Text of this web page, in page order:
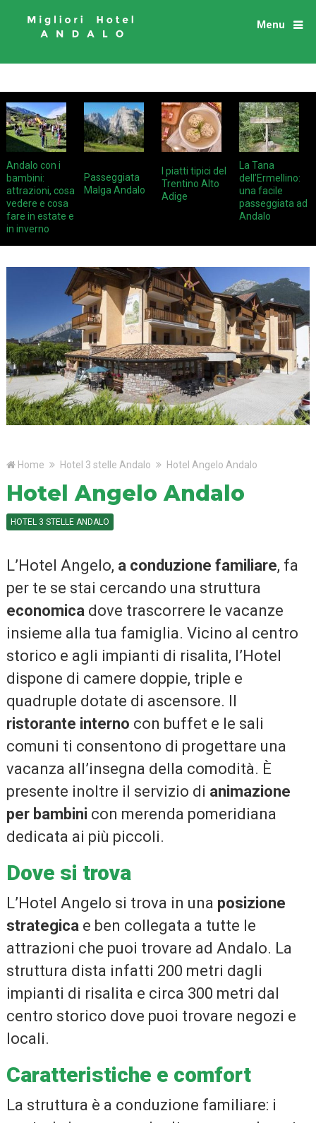
Menu
Andalo con i
bambini:
attrazioni, cosa
vedere e cosa
fare in estate e
in inverno
Passeggiata
Malga Andalo
I piatti tipici del
Trentino Alto
Adige
La Tana
dell’Ermellino:
una facile
passeggiata ad
Andalo
Home Hotel 3 stelle Andalo Hotel Angelo Andalo
Hotel Angelo Andalo
HOTEL 3 STELLE ANDALO
L’Hotel Angelo, a conduzione familiare, fa
per te se stai cercando una struttura
economica dove trascorrere le vacanze
insieme alla tua famiglia. Vicino al centro
storico e agli impianti di risalita, l’Hotel
dispone di camere doppie, triple e
quadruple dotate di ascensore. Il
ristorante interno con buffet e le sali
comuni ti consentono di progettare una
vacanza all’insegna della comodità. È
presente inoltre il servizio di animazione
per bambini con merenda pomeridiana
dedicata ai più piccoli.
Dove si trova
L’Hotel Angelo si trova in una posizione
strategica e ben collegata a tutte le
attrazioni che puoi trovare ad Andalo. La
struttura dista infatti 200 metri dagli
impianti di risalita e circa 300 metri dal
centro storico dove puoi trovare negozi e
locali.
Caratteristiche e comfort
La struttura è a conduzione familiare: i